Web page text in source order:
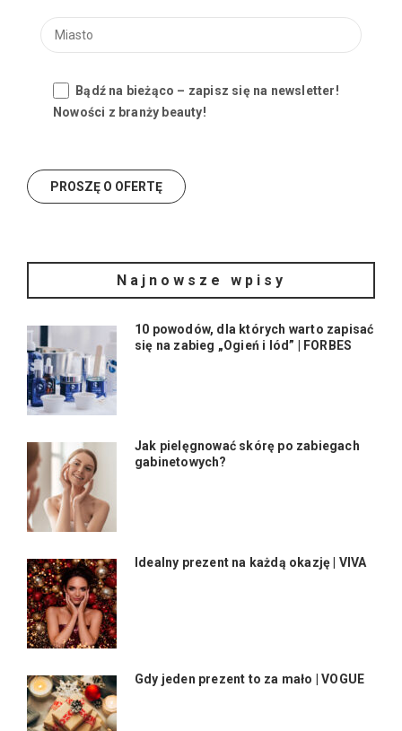
Bądź na bieżąco – zapisz się na newsletter!
Nowości z branży beauty!
Najnowsze wpisy
10 powodów, dla których warto zapisać
się na zabieg „Ogień i lód” | FORBES
Jak pielęgnować skórę po zabiegach
gabinetowych?
Idealny prezent na każdą okazję | VIVA
Gdy jeden prezent to za mało | VOGUE